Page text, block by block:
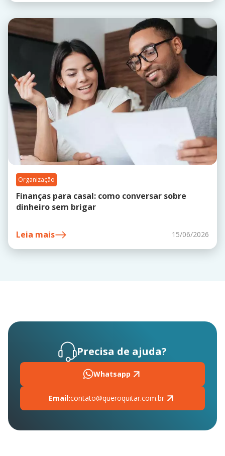
Organização
Finanças para casal: como conversar sobre
dinheiro sem brigar
Leia mais 15/06/2026
Precisa de ajuda?
Whatsapp
Email:contato@queroquitar.com.br